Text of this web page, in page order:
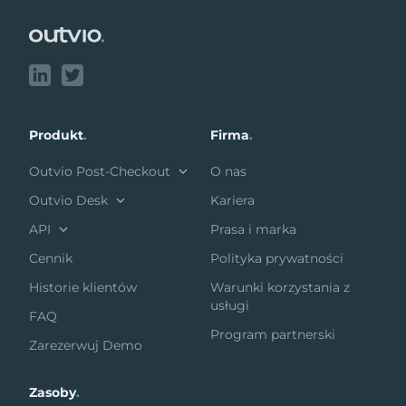
Produkt.
Outvio Post-Checkout
Outvio Desk
API
Cennik
Historie klientów
FAQ
Zarezerwuj Demo
Firma.
O nas
Kariera
Prasa i marka
Polityka prywatności
Warunki korzystania z
usługi
Program partnerski
Zasoby.